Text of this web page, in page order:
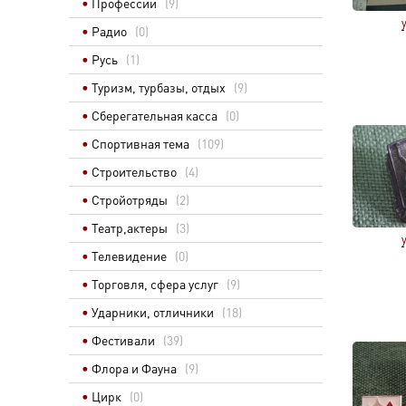
Профессии
(9)
Радио (0)
Русь (1)
Туризм, турбазы, отдых
(9)
Сберегательная касса (0)
Спортивная тема (109)
Строительство (4)
Стройотряды
(2)
Театр,актеры
(3)
Телевидение (0)
Торговля, сфера услуг (9)
Ударники, отличники
(18)
Фестивали
(39)
Флора и Фауна (9)
Цирк (0)